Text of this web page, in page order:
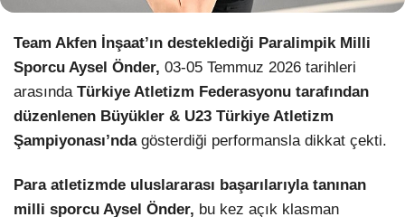
Dribbble
LinkedIn
Team Akfen İnşaat’ın desteklediği Paralimpik Milli
Sporcu Aysel Önder, 03-05 Temmuz 2026 tarihleri
arasında Türkiye Atletizm Federasyonu tarafından
düzenlenen Büyükler & U23 Türkiye Atletizm
Şampiyonası’ndagösterdiği performansla dikkat çekti.
Para atletizmde uluslararası başarılarıyla tanınan
milli sporcu Aysel Önder, bu kez açık klasman